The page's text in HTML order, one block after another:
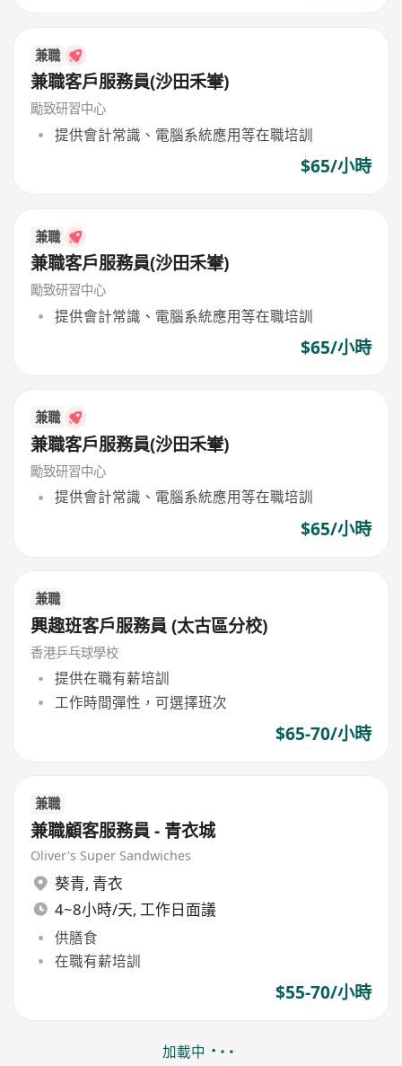
兼職
兼職客戶服務員(沙田禾輋)
勵致研習中心
提供會計常識、電腦系統應用等在職培訓
$65/小時
兼職
兼職客戶服務員(沙田禾輋)
勵致研習中心
提供會計常識、電腦系統應用等在職培訓
$65/小時
兼職
兼職客戶服務員(沙田禾輋)
勵致研習中心
提供會計常識、電腦系統應用等在職培訓
$65/小時
兼職
興趣班客戶服務員 (太古區分校)
香港乒乓球學校
提供在職有薪培訓
工作時間彈性，可選擇班次
$65-70/小時
兼職
兼職顧客服務員 - 青衣城
Oliver's Super Sandwiches
葵青, 青衣
4~8小時/天, 工作日面議
供膳食
在職有薪培訓
$55-70/小時
加載中